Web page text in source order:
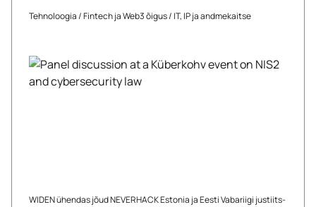
Tehnoloogia/Fintech ja Web3 õigus/ IT, IP ja andmekaitse
WIDEN ühendas jõud NEVERHACK Estonia ja Eesti Vabariigi justiits-